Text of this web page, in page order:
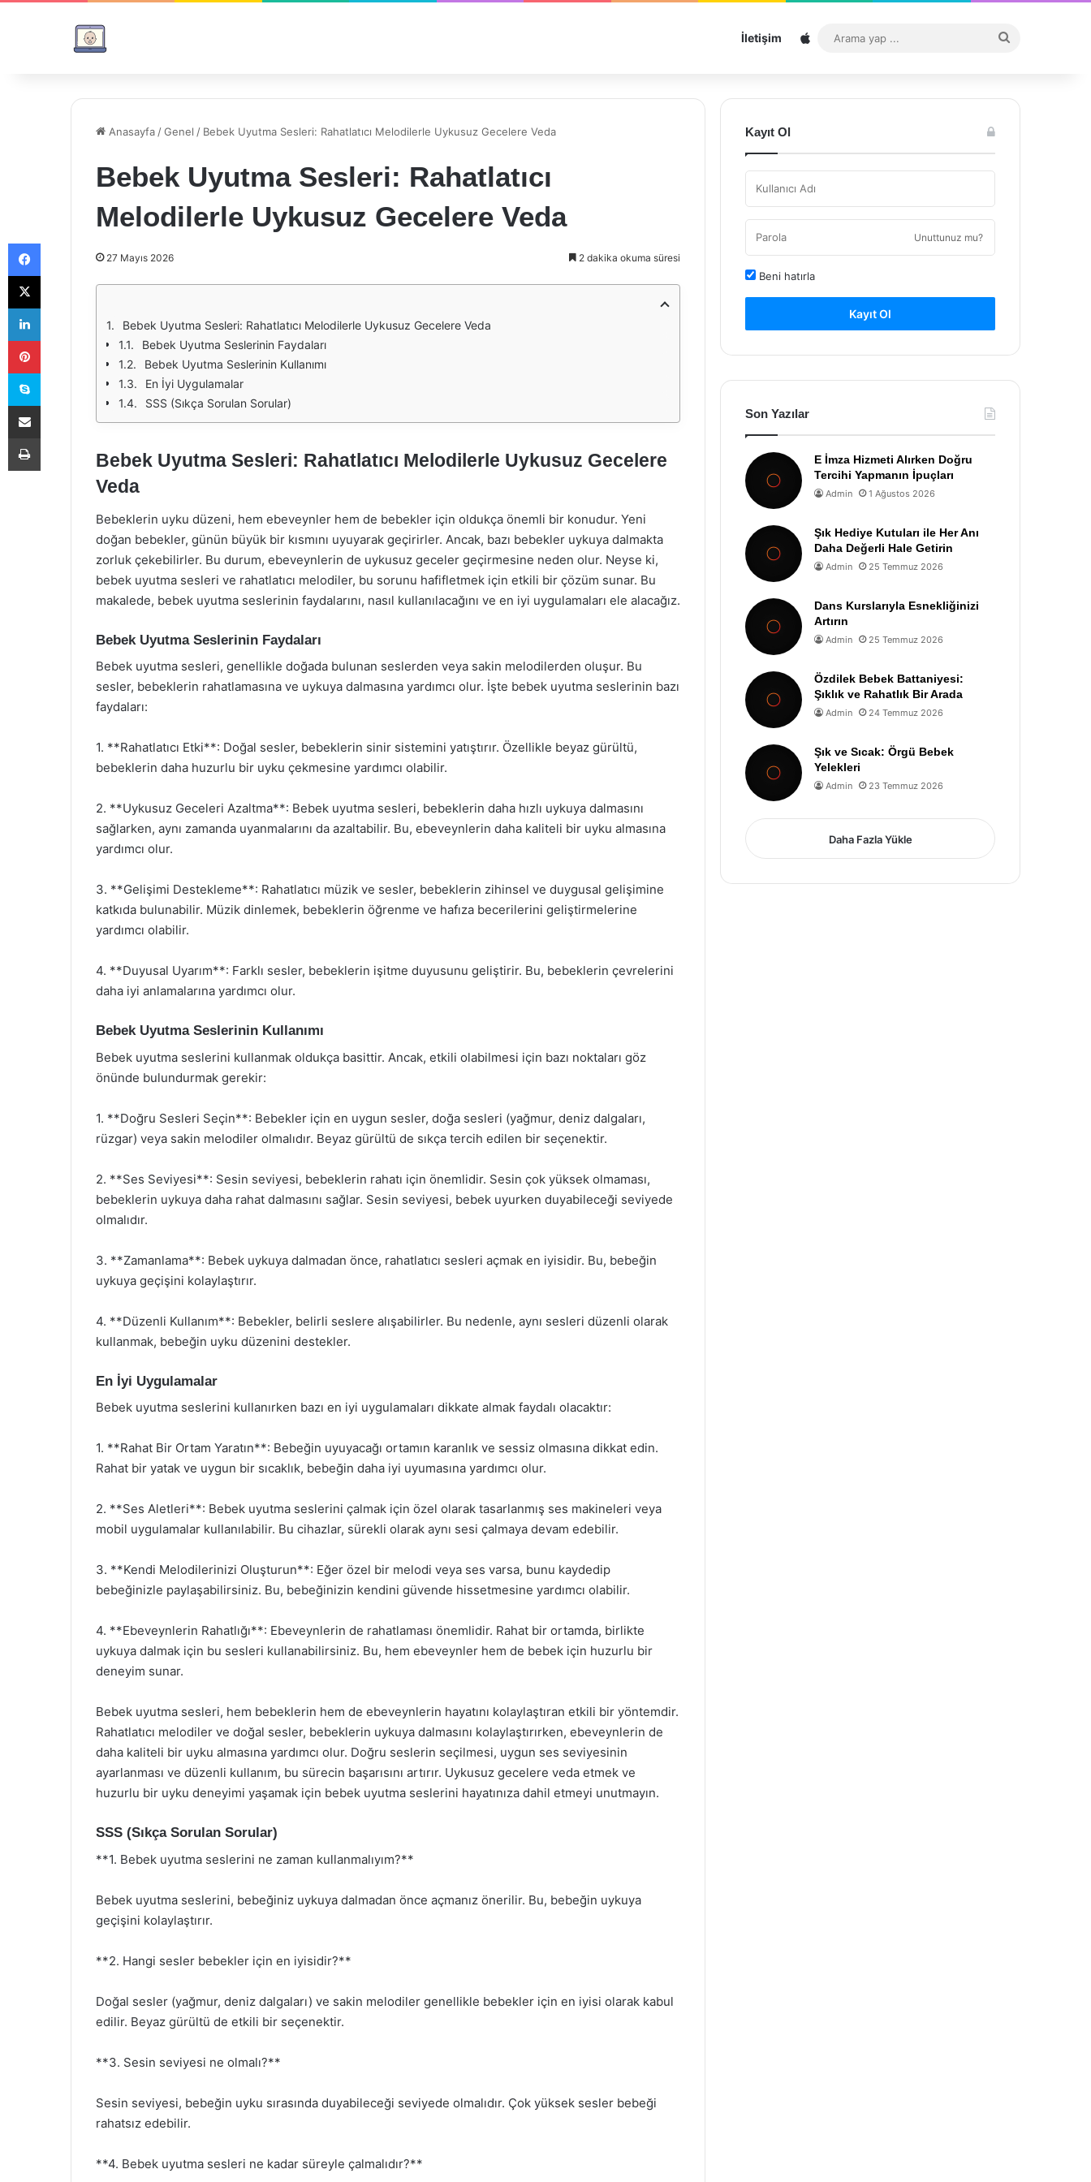
İletişim Sitemap
...
Anasayfa /Genel / Bebek Uyutma Sesleri: Rahatlatıcı Melodilerle Uykusuz Gecelere Veda
Bebek Uyutma Sesleri: Rahatlatıcı
Melodilerle Uykusuz Gecelere Veda
27 Mayıs 2026 2 dakika okuma süresi
Bebek Uyutma Sesleri: Rahatlatıcı Melodilerle Uykusuz Gecelere Veda
Bebek Uyutma Seslerinin Faydaları
Bebek Uyutma Seslerinin Kullanımı
En İyi Uygulamalar
SSS (Sıkça Sorulan Sorular)
Bebek Uyutma Sesleri: Rahatlatıcı Melodilerle Uykusuz Gecelere
Veda
Bebeklerin uyku düzeni, hem ebeveynler hem de bebekler için oldukça önemli bir konudur. Yeni
doğan bebekler, günün büyük bir kısmını uyuyarak geçirirler. Ancak, bazı bebekler uykuya dalmakta
zorluk çekebilirler. Bu durum, ebeveynlerin de uykusuz geceler geçirmesine neden olur. Neyse ki,
bebek uyutma sesleri ve rahatlatıcı melodiler, bu sorunu hafifletmek için etkili bir çözüm sunar. Bu
makalede, bebek uyutma seslerinin faydalarını, nasıl kullanılacağını ve en iyi uygulamaları ele alacağız.
Bebek Uyutma Seslerinin Faydaları
Bebek uyutma sesleri, genellikle doğada bulunan seslerden veya sakin melodilerden oluşur. Bu
sesler, bebeklerin rahatlamasına ve uykuya dalmasına yardımcı olur. İşte bebek uyutma seslerinin bazı
faydaları:
1. **Rahatlatıcı Etki**: Doğal sesler, bebeklerin sinir sistemini yatıştırır. Özellikle beyaz gürültü,
bebeklerin daha huzurlu bir uyku çekmesine yardımcı olabilir.
2. **Uykusuz Geceleri Azaltma**: Bebek uyutma sesleri, bebeklerin daha hızlı uykuya dalmasını
sağlarken, aynı zamanda uyanmalarını da azaltabilir. Bu, ebeveynlerin daha kaliteli bir uyku almasına
yardımcı olur.
3. **Gelişimi Destekleme**: Rahatlatıcı müzik ve sesler, bebeklerin zihinsel ve duygusal gelişimine
katkıda bulunabilir. Müzik dinlemek, bebeklerin öğrenme ve hafıza becerilerini geliştirmelerine
yardımcı olabilir.
4. **Duyusal Uyarım**: Farklı sesler, bebeklerin işitme duyusunu geliştirir. Bu, bebeklerin çevrelerini
daha iyi anlamalarına yardımcı olur.
Bebek Uyutma Seslerinin Kullanımı
Bebek uyutma seslerini kullanmak oldukça basittir. Ancak, etkili olabilmesi için bazı noktaları göz
önünde bulundurmak gerekir:
1. **Doğru Sesleri Seçin**: Bebekler için en uygun sesler, doğa sesleri (yağmur, deniz dalgaları,
rüzgar) veya sakin melodiler olmalıdır. Beyaz gürültü de sıkça tercih edilen bir seçenektir.
2. **Ses Seviyesi**: Sesin seviyesi, bebeklerin rahatı için önemlidir. Sesin çok yüksek olmaması,
bebeklerin uykuya daha rahat dalmasını sağlar. Sesin seviyesi, bebek uyurken duyabileceği seviyede
olmalıdır.
3. **Zamanlama**: Bebek uykuya dalmadan önce, rahatlatıcı sesleri açmak en iyisidir. Bu, bebeğin
uykuya geçişini kolaylaştırır.
4. **Düzenli Kullanım**: Bebekler, belirli seslere alışabilirler. Bu nedenle, aynı sesleri düzenli olarak
kullanmak, bebeğin uyku düzenini destekler.
En İyi Uygulamalar
Bebek uyutma seslerini kullanırken bazı en iyi uygulamaları dikkate almak faydalı olacaktır:
1. **Rahat Bir Ortam Yaratın**: Bebeğin uyuyacağı ortamın karanlık ve sessiz olmasına dikkat edin.
Rahat bir yatak ve uygun bir sıcaklık, bebeğin daha iyi uyumasına yardımcı olur.
2. **Ses Aletleri**: Bebek uyutma seslerini çalmak için özel olarak tasarlanmış ses makineleri veya
mobil uygulamalar kullanılabilir. Bu cihazlar, sürekli olarak aynı sesi çalmaya devam edebilir.
3. **Kendi Melodilerinizi Oluşturun**: Eğer özel bir melodi veya ses varsa, bunu kaydedip
bebeğinizle paylaşabilirsiniz. Bu, bebeğinizin kendini güvende hissetmesine yardımcı olabilir.
4. **Ebeveynlerin Rahatlığı**: Ebeveynlerin de rahatlaması önemlidir. Rahat bir ortamda, birlikte
uykuya dalmak için bu sesleri kullanabilirsiniz. Bu, hem ebeveynler hem de bebek için huzurlu bir
deneyim sunar.
Bebek uyutma sesleri, hem bebeklerin hem de ebeveynlerin hayatını kolaylaştıran etkili bir yöntemdir.
Rahatlatıcı melodiler ve doğal sesler, bebeklerin uykuya dalmasını kolaylaştırırken, ebeveynlerin de
daha kaliteli bir uyku almasına yardımcı olur. Doğru seslerin seçilmesi, uygun ses seviyesinin
ayarlanması ve düzenli kullanım, bu sürecin başarısını artırır. Uykusuz gecelere veda etmek ve
huzurlu bir uyku deneyimi yaşamak için bebek uyutma seslerini hayatınıza dahil etmeyi unutmayın.
SSS (Sıkça Sorulan Sorular)
**1. Bebek uyutma seslerini ne zaman kullanmalıyım?**
Bebek uyutma seslerini, bebeğiniz uykuya dalmadan önce açmanız önerilir. Bu, bebeğin uykuya
geçişini kolaylaştırır.
**2. Hangi sesler bebekler için en iyisidir?**
Doğal sesler (yağmur, deniz dalgaları) ve sakin melodiler genellikle bebekler için en iyisi olarak kabul
edilir. Beyaz gürültü de etkili bir seçenektir.
**3. Sesin seviyesi ne olmalı?**
Sesin seviyesi, bebeğin uyku sırasında duyabileceği seviyede olmalıdır. Çok yüksek sesler bebeği
rahatsız edebilir.
**4. Bebek uyutma sesleri ne kadar süreyle çalmalıdır?**
Kayıt Ol
Unuttunuz mu?
Beni hatırla
Kayıt Ol
Son Yazılar
E İmza Hizmeti Alırken Doğru
Tercihi Yapmanın İpuçları
Admin 1 Ağustos 2026
Şık Hediye Kutuları ile Her Anı
Daha Değerli Hale Getirin
Admin 25 Temmuz 2026
Dans Kurslarıyla Esnekliğinizi
Artırın
Admin 25 Temmuz 2026
Özdilek Bebek Battaniyesi:
Şıklık ve Rahatlık Bir Arada
Admin 24 Temmuz 2026
Şık ve Sıcak: Örgü Bebek
Yelekleri
Admin 23 Temmuz 2026
Daha Fazla Yükle
Facebook
X
LinkedIn
Pinterest
Skype
E-Posta ile paylaş